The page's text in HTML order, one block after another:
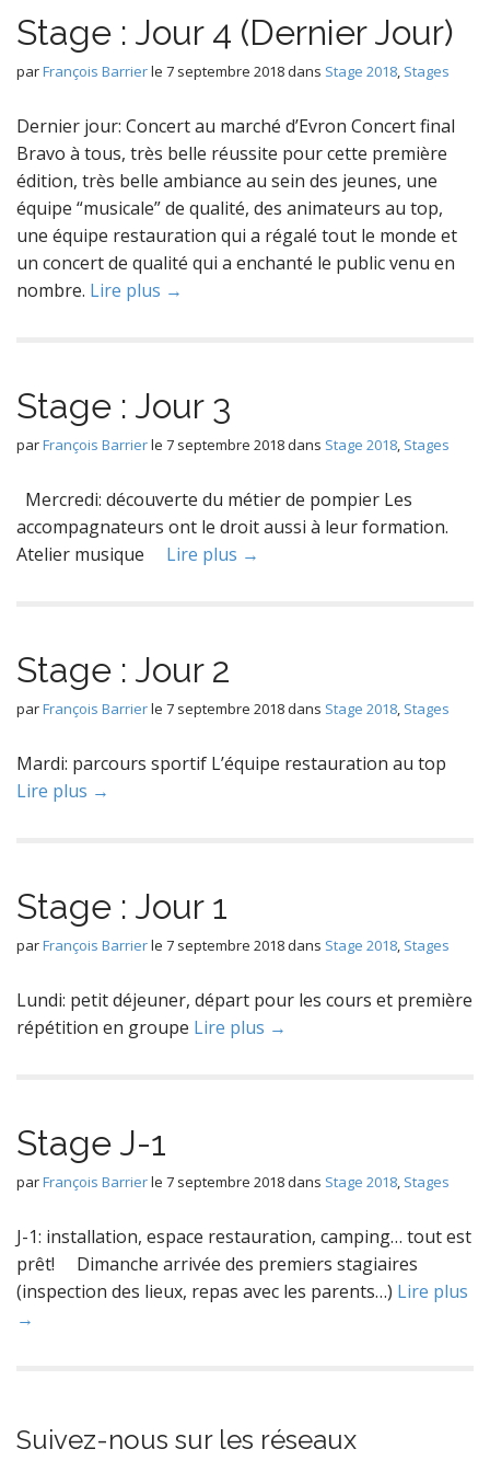
Stage : Jour 4 (Dernier Jour)
parFrançois Barrierle 7 septembre 2018dans Stage 2018, Stages
Dernier jour: Concert au marché d’Evron Concert final
Bravo à tous, très belle réussite pour cette première
édition, très belle ambiance au sein des jeunes, une
équipe “musicale” de qualité, des animateurs au top,
une équipe restauration qui a régalé tout le monde et
un concert de qualité qui a enchanté le public venu en
nombre. Lire plus →
Stage : Jour 3
parFrançois Barrierle 7 septembre 2018dans Stage 2018, Stages
Mercredi: découverte du métier de pompier Les
accompagnateurs ont le droit aussi à leur formation.
Atelier musique Lire plus →
Stage : Jour 2
parFrançois Barrierle 7 septembre 2018dans Stage 2018, Stages
Mardi: parcours sportif L’équipe restauration au top
Lire plus →
Stage : Jour 1
parFrançois Barrierle 7 septembre 2018dans Stage 2018, Stages
Lundi: petit déjeuner, départ pour les cours et première
répétition en groupe Lire plus →
Stage J-1
parFrançois Barrierle 7 septembre 2018dans Stage 2018, Stages
J-1: installation, espace restauration, camping… tout est
prêt! Dimanche arrivée des premiers stagiaires
(inspection des lieux, repas avec les parents…) Lire plus
→
Suivez-nous sur les réseaux